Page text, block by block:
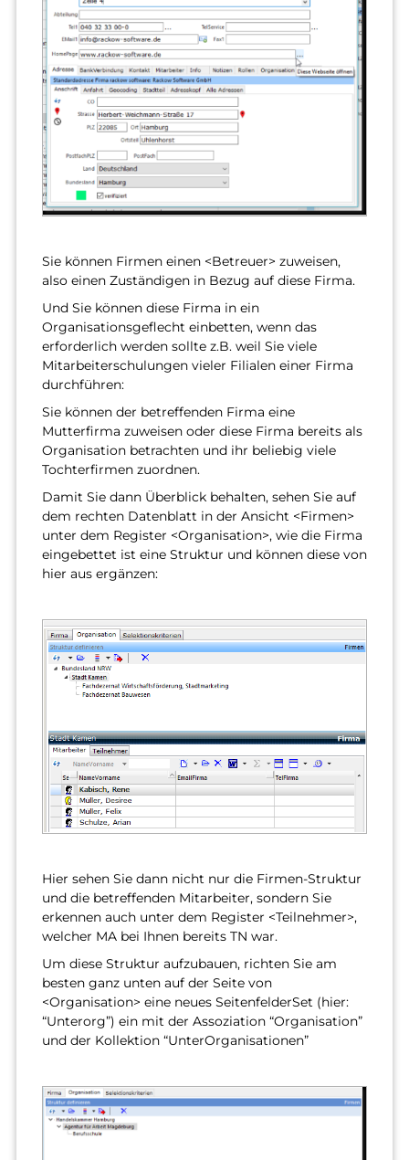
Sie können Firmen einen <Betreuer> zuweisen,
also einen Zuständigen in Bezug auf diese Firma.
Und Sie können diese Firma in ein
Organisationsgeflecht einbetten, wenn das
erforderlich werden sollte z.B. weil Sie viele
Mitarbeiterschulungen vieler Filialen einer Firma
durchführen:
Sie können der betreffenden Firma eine
Mutterfirma zuweisen oder diese Firma bereits als
Organisation betrachten und ihr beliebig viele
Tochterfirmen zuordnen.
Damit Sie dann Überblick behalten, sehen Sie auf
dem rechten Datenblatt in der Ansicht <Firmen>
unter dem Register <Organisation>, wie die Firma
eingebettet ist eine Struktur und können diese von
hier aus ergänzen:
Hier sehen Sie dann nicht nur die Firmen-Struktur
und die betreffenden Mitarbeiter, sondern Sie
erkennen auch unter dem Register <Teilnehmer>,
welcher MA bei Ihnen bereits TN war.
Um diese Struktur aufzubauen, richten Sie am
besten ganz unten auf der Seite von
<Organisation> eine neues SeitenfelderSet (hier:
“Unterorg”) ein mit der Assoziation “Organisation”
und der Kollektion “UnterOrganisationen”